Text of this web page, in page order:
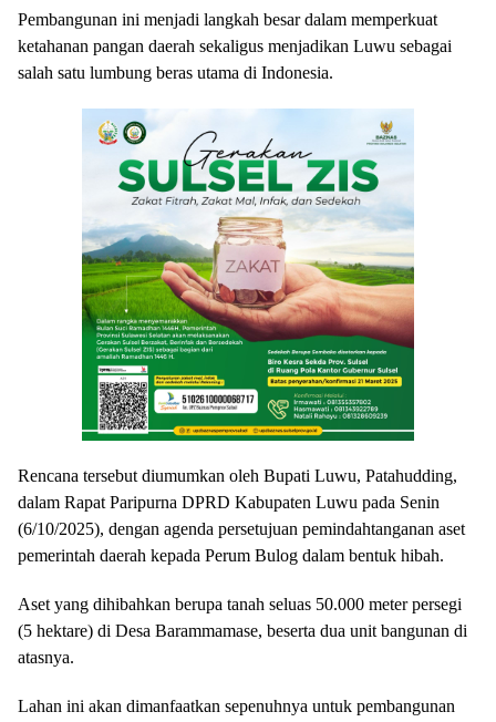
Pembangunan ini menjadi langkah besar dalam memperkuat
ketahanan pangan daerah sekaligus menjadikan Luwu sebagai
salah satu lumbung beras utama di Indonesia.
Rencana tersebut diumumkan oleh Bupati Luwu, Patahudding,
dalam Rapat Paripurna DPRD Kabupaten Luwu pada Senin
(6/10/2025), dengan agenda persetujuan pemindahtanganan aset
pemerintah daerah kepada Perum Bulog dalam bentuk hibah.
Aset yang dihibahkan berupa tanah seluas 50.000 meter persegi
(5 hektare) di Desa Barammamase, beserta dua unit bangunan di
atasnya.
Lahan ini akan dimanfaatkan sepenuhnya untuk pembangunan